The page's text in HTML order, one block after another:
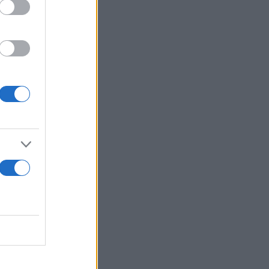
καθώς
ποσό.
ένα